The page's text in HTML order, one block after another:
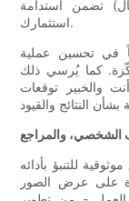
تضمن استدامة
استثمارك.
في تحسين عملية
كما يُرسي ذلك
والخبير توقعات
الشخصي، والمراجع
للتنبؤ بأدائه
على عرض الصور